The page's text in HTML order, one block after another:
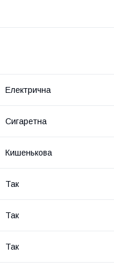
Електрична
Сигаретна
Кишенькова
Так
Так
Так